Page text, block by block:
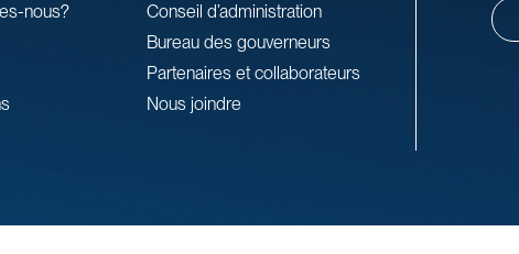
nous?
Conseil d’administration
Bureau des gouverneurs
Partenaires et collaborateurs
Nous joindre